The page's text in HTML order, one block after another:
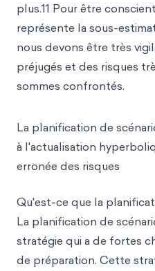
plus.11 Pour être
représente la sous-
nous devons être très
préjugés et des risques
sommes confrontés.
La planification de
à l'actualisation
erronée des risques
Qu'est-ce que la
La planification de
stratégie qui a de fortes
de préparation. Cette